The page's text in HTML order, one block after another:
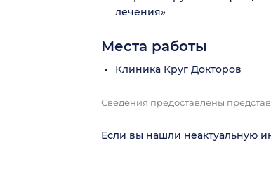
лечения»
Места работы
Клиника Круг Докторов
Сведения предоставлены
Если вы нашли неактуальную